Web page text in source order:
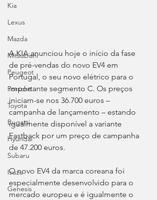
Kia
Lexus
Mazda
Mitsubishi
Peugeot
Porsche
Toyota
Bugatti
Hyundai
Subaru
Isuzu
Genesis
A KIA anunciou hoje o início da fase
de pré-vendas do novo EV4 em
Portugal, o seu novo elétrico para o
importante segmento C. Os preços
iniciam-se nos 36.700 euros –
campanha de lançamento – estando
igualmente disponível a variante
Fastback por um preço de campanha
de 47.200 euros.
O novo EV4 da marca coreana foi
especialmente desenvolvido para o
mercado europeu e é igualmente o